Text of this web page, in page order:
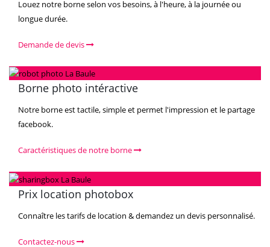
Louez notre borne selon vos besoins, à l'heure, à la journée ou
longue durée.
Demande de devis
Borne photo intéractive
Notre borne est tactile, simple et permet l'impression et le partage
facebook.
Caractéristiques de notre borne
Prix location photobox
Connaître les tarifs de location & demandez un devis personnalisé.
Contactez-nous